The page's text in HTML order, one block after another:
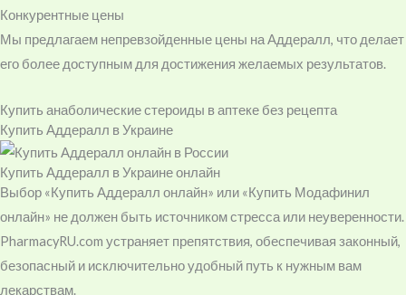
Конкурентные цены
Мы предлагаем непревзойденные цены на Аддералл, что делает
его более доступным для достижения желаемых результатов.
Купить анаболические стероиды в аптеке без рецепта
Купить Аддералл в Украине
Купить Аддералл в Украине онлайн
Выбор «Купить Аддералл онлайн» или «Купить Модафинил
онлайн» не должен быть источником стресса или неуверенности.
PharmacyRU.com устраняет препятствия, обеспечивая законный,
безопасный и исключительно удобный путь к нужным вам
лекарствам.